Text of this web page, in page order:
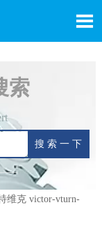

索
搜 索 一 下
——
维克 victor-vturn-